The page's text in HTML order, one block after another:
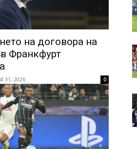
на договора на
Франкфурт
31, 2026 0